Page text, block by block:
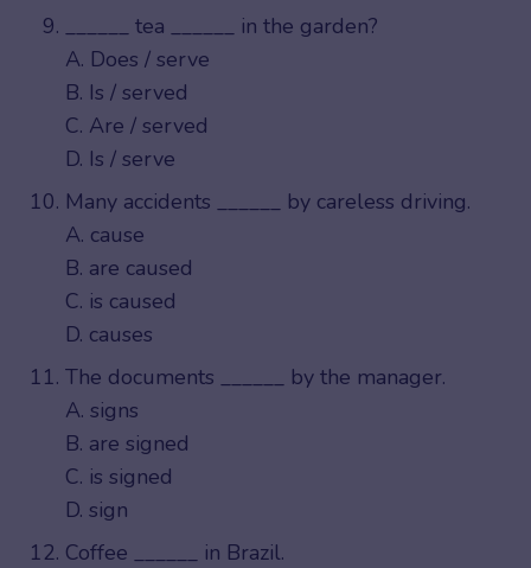
______ tea ______ in the garden?
A. Does / serve
B. Is / served
C. Are / served
D. Is / serve
Many accidents ______ by careless driving.
A. cause
B. are caused
C. is caused
D. causes
The documents ______ by the manager.
A. signs
B. are signed
C. is signed
D. sign
Coffee ______ in Brazil.